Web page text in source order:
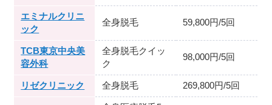
エミナルクリニ
ック
全身脱毛 59,800円/5回
TCB東京中央美
容外科
全身脱毛クイッ
ク
98,000円/5回
リゼクリニック 全身脱毛 269,800円/5回